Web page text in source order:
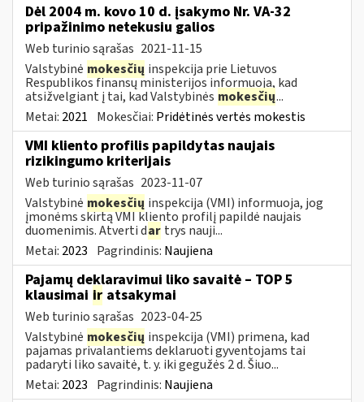
Dėl 2004 m. kovo 10 d. įsakymo Nr. VA-32
pripažinimo netekusiu galios
Web turinio sąrašas 2021-11-15
Valstybinė mokesčių inspekcija prie Lietuvos
Respublikos finansų ministerijos informuoja, kad
atsižvelgiant į tai, kad Valstybinės mokesčių...
Metai: 2021 Mokesčiai: Pridėtinės vertės mokestis
VMI kliento profilis papildytas naujais
rizikingumo kriterijais
Web turinio sąrašas 2023-11-07
Valstybinė mokesčių inspekcija (VMI) informuoja, jog
įmonėms skirtą VMI kliento profilį papildė naujais
duomenimis. Atverti dar trys nauji...
Metai: 2023 Pagrindinis: Naujiena
Pajamų deklaravimui liko savaitė – TOP 5
klausimai ir atsakymai
Web turinio sąrašas 2023-04-25
Valstybinė mokesčių inspekcija (VMI) primena, kad
pajamas privalantiems deklaruoti gyventojams tai
padaryti liko savaitė, t. y. iki gegužės 2 d. Šiuo...
Metai: 2023 Pagrindinis: Naujiena